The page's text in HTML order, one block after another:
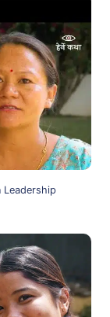
Leadership